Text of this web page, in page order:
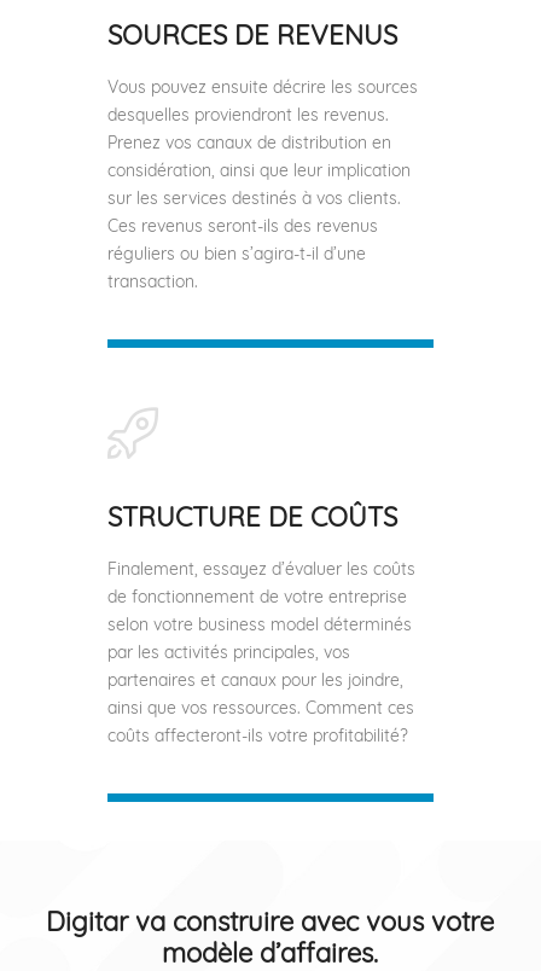
SOURCES DE REVENUS
Vous pouvez ensuite décrire les sources
desquelles proviendront les revenus.
Prenez vos canaux de distribution en
considération, ainsi que leur implication
sur les services destinés à vos clients.
Ces revenus seront-ils des revenus
réguliers ou bien s’agira-t-il d’une
transaction.
STRUCTURE DE COÛTS
Finalement, essayez d’évaluer les coûts
de fonctionnement de votre entreprise
selon votre business model déterminés
par les activités principales, vos
partenaires et canaux pour les joindre,
ainsi que vos ressources. Comment ces
coûts affecteront-ils votre profitabilité?
Digitar va construire avec vous votre
modèle d’affaires.